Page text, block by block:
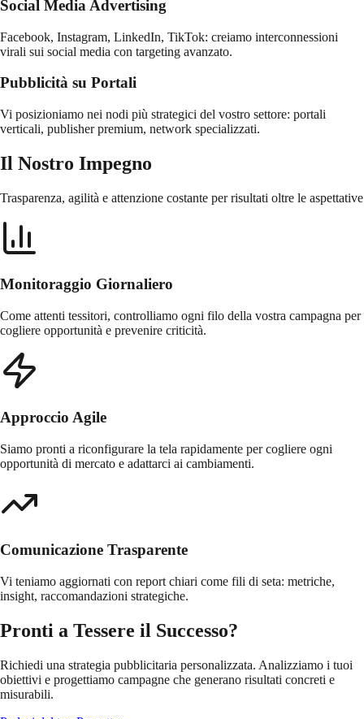
Social Media Advertising
Facebook, Instagram, LinkedIn, TikTok: creiamo interconnessioni
virali sui social media con targeting avanzato.
Pubblicità su Portali
Vi posizioniamo nei nodi più strategici del vostro settore: portali
verticali, publisher premium, network specializzati.
Il Nostro Impegno
Trasparenza, agilità e attenzione costante per risultati oltre le aspettative
Monitoraggio Giornaliero
Come attenti tessitori, controlliamo ogni filo della vostra campagna per
cogliere opportunità e prevenire criticità.
Approccio Agile
Siamo pronti a riconfigurare la tela rapidamente per cogliere ogni
opportunità di mercato e adattarci ai cambiamenti.
Comunicazione Trasparente
Vi teniamo aggiornati con report chiari come fili di seta: metriche,
insight, raccomandazioni strategiche.
Pronti a Tessere il Successo?
Richiedi una strategia pubblicitaria personalizzata. Analizziamo i tuoi
obiettivi e progettiamo campagne che generano risultati concreti e
misurabili.